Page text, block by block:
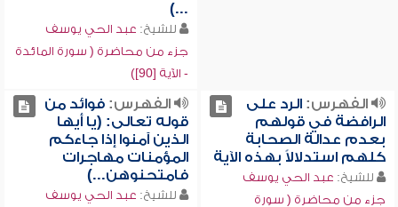
...)
للشيخ: عبد الحي يوسف
جزء من محاضرة ( سورة المائدة
- الآية [90])
الفهرس:الرد على
الرافضة في قولهم
بعدم عدالة الصحابة
كلهم استدلالاً بهذه الآية
للشيخ: عبد الحي يوسف
جزء من محاضرة ( سورة
الفهرس:فوائد من
قوله تعالى: (يا أيها
الذين آمنوا إذا جاءكم
المؤمنات مهاجرات
فامتحنوهن...)
للشيخ: عبد الحي يوسف